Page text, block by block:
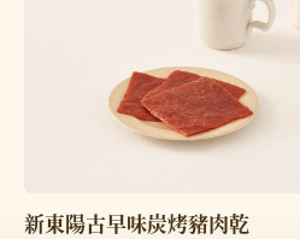
新東陽古早味炭烤豬肉乾